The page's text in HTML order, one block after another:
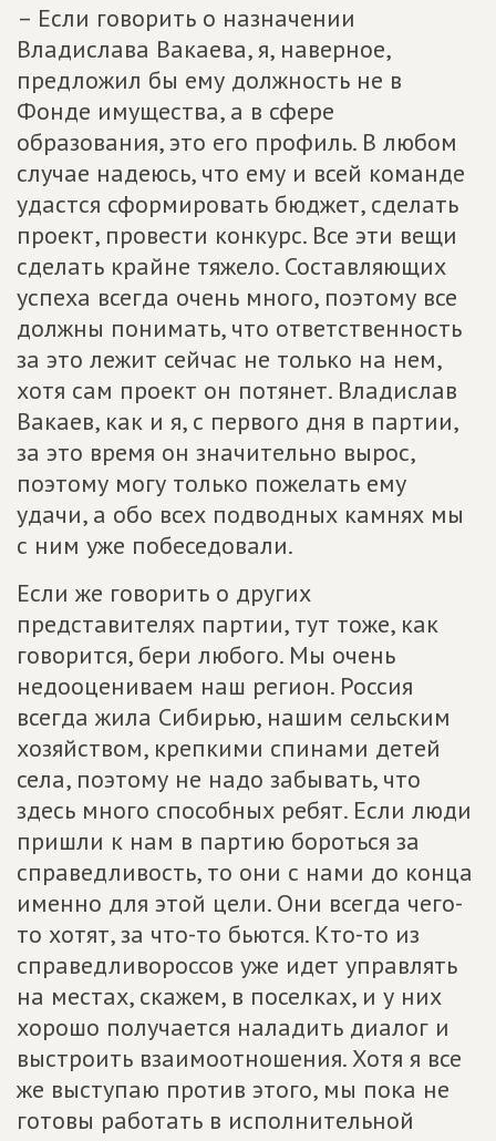
– Если говорить о назначении
Владислава Вакаева, я, наверное,
предложил бы ему должность не в
Фонде имущества, а в сфере
образования, это его профиль. В любом
случае надеюсь, что ему и всей команде
удастся сформировать бюджет, сделать
проект, провести конкурс. Все эти вещи
сделать крайне тяжело. Составляющих
успеха всегда очень много, поэтому все
должны понимать, что ответственность
за это лежит сейчас не только на нем,
хотя сам проект он потянет. Владислав
Вакаев, как и я, с первого дня в партии,
за это время он значительно вырос,
поэтому могу только пожелать ему
удачи, а обо всех подводных камнях мы
с ним уже побеседовали.
Если же говорить о других
представителях партии, тут тоже, как
говорится, бери любого. Мы очень
недооцениваем наш регион. Россия
всегда жила Сибирью, нашим сельским
хозяйством, крепкими спинами детей
села, поэтому не надо забывать, что
здесь много способных ребят. Если люди
пришли к нам в партию бороться за
справедливость, то они с нами до конца
именно для этой цели. Они всегда чего-
то хотят, за что-то бьются. Кто-то из
справедливороссов уже идет управлять
на местах, скажем, в поселках, и у них
хорошо получается наладить диалог и
выстроить взаимоотношения. Хотя я все
же выступаю против этого, мы пока не
готовы работать в исполнительной